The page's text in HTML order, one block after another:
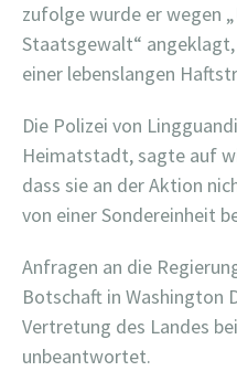
zufolge wurde er wegen
Staatsgewalt“
einer lebenslangen
Die Polizei von
Heimatstadt, sagte auf
dass sie an der Aktion
von einer Sondereinheit
Anfragen an die
Botschaft in Washington
Vertretung des Landes
unbeantwortet.